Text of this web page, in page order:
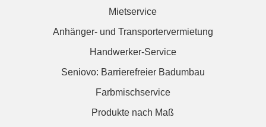
Mietservice
Anhänger- und Transportervermietung
Handwerker-Service
Seniovo: Barrierefreier Badumbau
Farbmischservice
Produkte nach Maß